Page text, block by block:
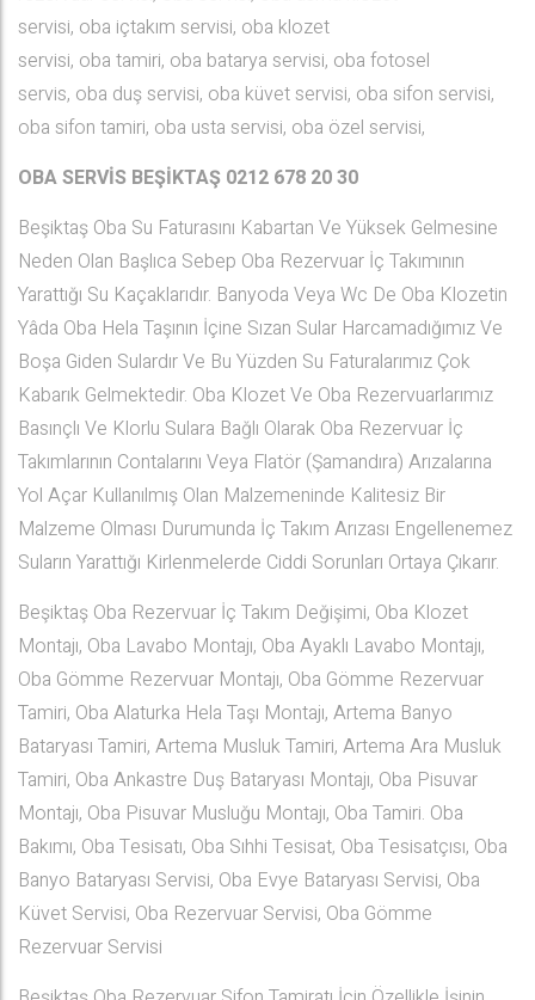
servisi, oba içtakım servisi, oba klozet
servisi, oba tamiri, oba batarya servisi, oba fotosel
servis, oba duş servisi, oba küvet servisi, oba sifon servisi,
oba sifon tamiri, oba usta servisi, oba özel servisi,
OBA SERVİS BEŞİKTAŞ 0212 678 20 30
Beşiktaş Oba Su Faturasını Kabartan Ve Yüksek Gelmesine
Neden Olan Başlıca Sebep Oba Rezervuar İç Takımının
Yarattığı Su Kaçaklarıdır. Banyoda Veya Wc De Oba Klozetin
Yâda Oba Hela Taşının İçine Sızan Sular Harcamadığımız Ve
Boşa Giden Sulardır Ve Bu Yüzden Su Faturalarımız Çok
Kabarık Gelmektedir. Oba Klozet Ve Oba Rezervuarlarımız
Basınçlı Ve Klorlu Sulara Bağlı Olarak Oba Rezervuar İç
Takımlarının Contalarını Veya Flatör (Şamandıra) Arızalarına
Yol Açar Kullanılmış Olan Malzemeninde Kalitesiz Bir
Malzeme Olması Durumunda İç Takım Arızası Engellenemez
Suların Yarattığı Kirlenmelerde Ciddi Sorunları Ortaya Çıkarır.
Beşiktaş Oba Rezervuar İç Takım Değişimi, Oba Klozet
Montajı, Oba Lavabo Montajı, Oba Ayaklı Lavabo Montajı,
Oba Gömme Rezervuar Montajı, Oba Gömme Rezervuar
Tamiri, Oba Alaturka Hela Taşı Montajı, Artema Banyo
Bataryası Tamiri, Artema Musluk Tamiri, Artema Ara Musluk
Tamiri, Oba Ankastre Duş Bataryası Montajı, Oba Pisuvar
Montajı, Oba Pisuvar Musluğu Montajı, Oba Tamiri. Oba
Bakımı, Oba Tesisatı, Oba Sıhhi Tesisat, Oba Tesisatçısı, Oba
Banyo Bataryası Servisi, Oba Evye Bataryası Servisi, Oba
Küvet Servisi, Oba Rezervuar Servisi, Oba Gömme
Rezervuar Servisi